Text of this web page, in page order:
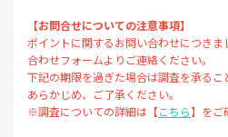
【お問合せについての注意事項】
ポイントに関するお問い合わせにつき
合わせフォームよりご連絡ください。
下記の期限を過ぎた場合は調査を承るこ
あらかじめ、ご了承ください。
※調査についての詳細は【こちら】をご